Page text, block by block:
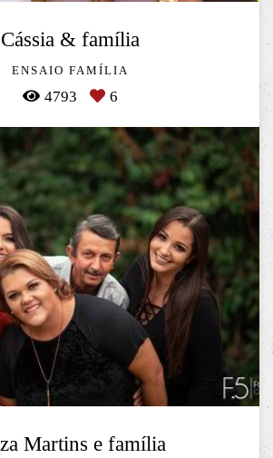
Cássia & família
ENSAIO FAMÍLIA
4793 6
Martins e família